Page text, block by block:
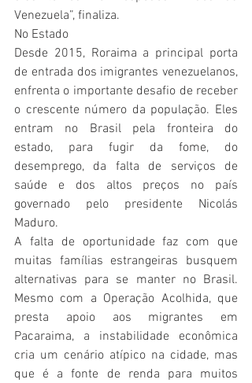
Venezuela”, finaliza.
No Estado
Desde 2015, Roraima a principal porta
de entrada dos imigrantes venezuelanos,
enfrenta o importante desafio de receber
o crescente número da população. Eles
entram no Brasil pela fronteira do
estado, para fugir da fome, do
desemprego, da falta de serviços de
saúde e dos altos preços no país
governado pelo presidente Nicolás
Maduro.
A falta de oportunidade faz com que
muitas famílias estrangeiras busquem
alternativas para se manter no Brasil.
Mesmo com a Operação Acolhida, que
presta apoio aos migrantes em
Pacaraima, a instabilidade econômica
cria um cenário atípico na cidade, mas
que é a fonte de renda para muitos